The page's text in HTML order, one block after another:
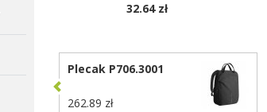
32.64 zł
Plecak P706.3001
262.89 zł